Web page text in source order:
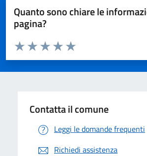
Quanto sono chiare le
pagina?
Valuta da 1 a 5 stelle la pagina
Valuta 5 stelle su 5
Valuta 4 stelle su 5
Valuta 3 stelle su 5
Valuta 2 stelle su 5
Valuta 1 stelle su 5
Contatta il comune
Leggi le domande frequenti
Richiedi assistenza